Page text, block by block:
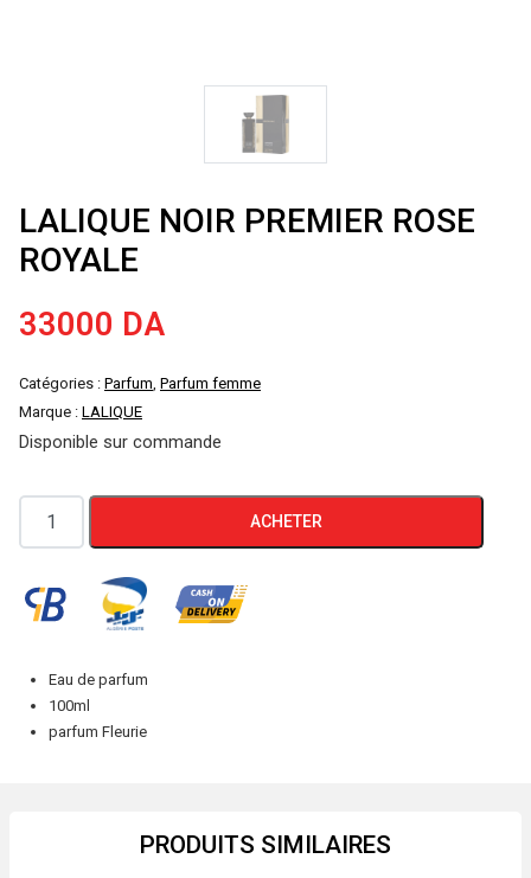
LALIQUE NOIR PREMIER ROSE
ROYALE
33000 DA
Catégories : Parfum, Parfum femme
Marque : LALIQUE
Disponible sur commande
quantité
de
NOIR
ROSE
ROYALE
ACHETER
Eau de parfum
100ml
parfum Fleurie
PRODUITS SIMILAIRES